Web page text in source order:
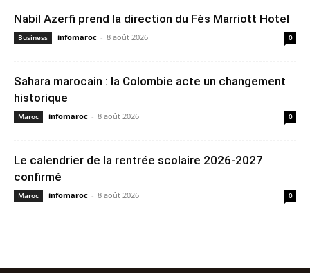
Nabil Azerfi prend la direction du Fès Marriott Hotel
Business infomaroc - 8 août 2026 0
Sahara marocain : la Colombie acte un changement
historique
Maroc infomaroc - 8 août 2026 0
Le calendrier de la rentrée scolaire 2026-2027
confirmé
Maroc infomaroc - 8 août 2026 0